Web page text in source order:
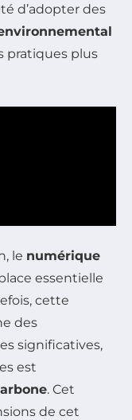
d’adopter des
pratiques plus
le numérique
essentielle
cette
des
significatives,
est
. Cet
de cet